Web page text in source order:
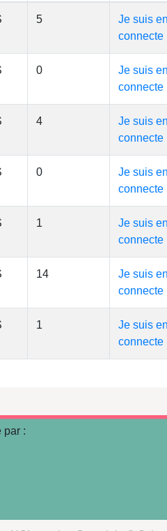
5
Je suis
connecte
0
Je suis
connecte
4
Je suis
connecte
0
Je suis
connecte
1
Je suis
connecte
14
Je suis
connecte
1
Je suis
connecte
par :